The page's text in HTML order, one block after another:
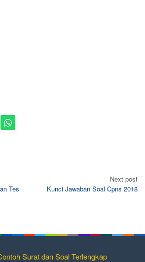
Tes
Next post
Kunci Jawaban Soal Cpns 2018
Surat dan Soal Terlengkap